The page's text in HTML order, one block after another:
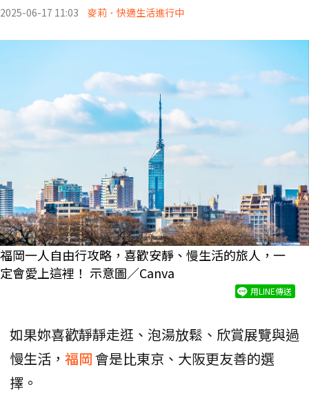
2025-06-17 11:03 麥莉．快適生活進行中
福岡一人自由行攻略，喜歡安靜、慢生活的旅人，一
定會愛上這裡！ 示意圖／Canva
用LINE傳送
如果妳喜歡靜靜走逛、泡湯放鬆、欣賞展覽與過
慢生活， 福岡會是比東京、大阪更友善的選
擇。